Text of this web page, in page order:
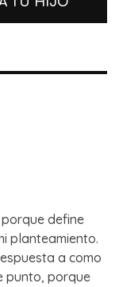
define
planteamiento.
a como
punto, porque